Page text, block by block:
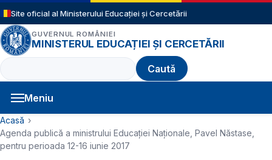
Sari la conținutul principal
Site oficial al Ministerului Educației și Cercetării
GUVERNUL ROMÂNIEI
MINISTERUL EDUCAȚIEI ȘI CERCETĂRII
Caută
Meniu
Navigație principală
Cale de navigare
Acasă
Agenda publică a ministrului Educației Naționale, Pavel Năstase,
pentru perioada 12-16 iunie 2017